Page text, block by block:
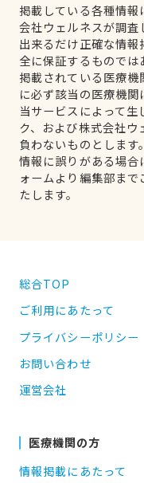
掲載している各種情
会社ウェルネスが調査
出来るだけ正確な情
全に保証するものでは
掲載されている医療
に必ず該当の医療機関
当サービスによって
ク、および株式会社
負わないものとします。
情報に誤りがある場
ォームより編集部ま
たします。
総合TOP
ご利用にあたって
プライバシーポリシー
お問い合わせ
運営会社
医療機関の方
情報掲載にあたって